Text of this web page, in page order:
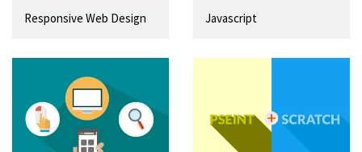
Responsive Web Design Javascript